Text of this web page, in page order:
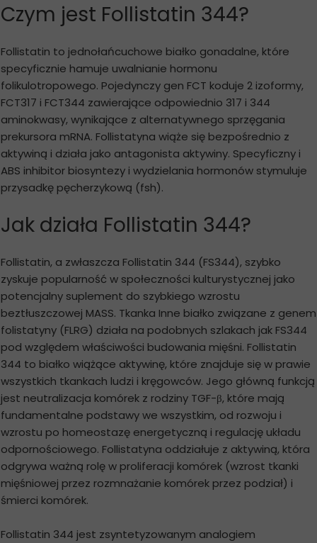
Czym jest Follistatin 344?
Follistatin to jednołańcuchowe białko gonadalne, które
specyficznie hamuje uwalnianie hormonu
folikulotropowego. Pojedynczy gen FCT koduje 2 izoformy,
FCT317 i FCT344 zawierające odpowiednio 317 i 344
aminokwasy, wynikające z alternatywnego sprzęgania
prekursora mRNA. Follistatyna wiąże się bezpośrednio z
aktywiną i działa jako antagonista aktywiny. Specyficzny i
ABS inhibitor biosyntezy i wydzielania hormonów stymuluje
przysadkę pęcherzykową (fsh).
Jak działa Follistatin 344?
Follistatin, a zwłaszcza Follistatin 344 (FS344), szybko
zyskuje popularność w społeczności kulturystycznej jako
potencjalny suplement do szybkiego wzrostu
beztłuszczowej MASS. Tkanka Inne białko związane z genem
folistatyny (FLRG) działa na podobnych szlakach jak FS344
pod względem właściwości budowania mięśni. Follistatin
344 to białko wiążące aktywinę, które znajduje się w prawie
wszystkich tkankach ludzi i kręgowców. Jego główną funkcją
jest neutralizacja komórek z rodziny TGF-β, które mają
fundamentalne podstawy we wszystkim, od rozwoju i
wzrostu po homeostazę energetyczną i regulację układu
odpornościowego. Follistatyna oddziałuje z aktywiną, która
odgrywa ważną rolę w proliferacji komórek (wzrost tkanki
mięśniowej przez rozmnażanie komórek przez podział) i
śmierci komórek.
Follistatin 344 jest zsyntetyzowanym analogiem